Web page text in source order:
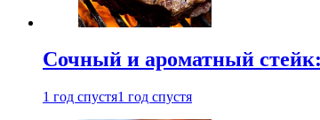
Сочный и ароматный стейк:
1 год спустя1 год спустя